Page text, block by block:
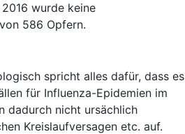
wurde keine
586 Opfern.
spricht alles dafür, dass es
für Influenza-Epidemien im
dadurch nicht ursächlich
Kreislaufversagen etc. auf.